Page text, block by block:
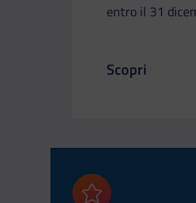
entro il 31
Il link ti
Scopri